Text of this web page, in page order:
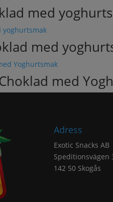
med
med
med
Adress
Exotic Snacks AB
Speditionsvägen
142 50 Skogås